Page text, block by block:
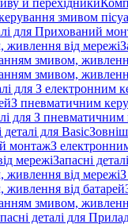
й перехідники
змивом
для Прихований
живлення від мережі
змивом,
змивом,
для З електронним
З пневматичним
для З
деталі для Basic
монтажЗ
мережіЗапасні
живлення від мережі
від батарей
змивом,
деталі для